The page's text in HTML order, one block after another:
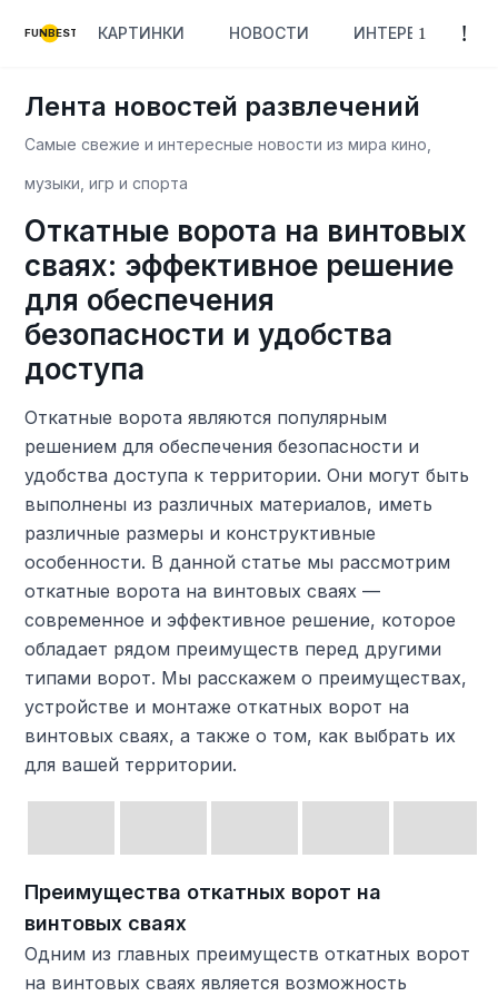
FUNBEST КАРТИНКИ НОВОСТИ ИНТЕРЕСНОЕ
Лента новостей развлечений
Самые свежие и интересные новости из мира кино,
музыки, игр и спорта
Откатные ворота на винтовых
сваях: эффективное решение
для обеспечения
безопасности и удобства
доступа
Откатные ворота являются популярным
решением для обеспечения безопасности и
удобства доступа к территории. Они могут быть
выполнены из различных материалов, иметь
различные размеры и конструктивные
особенности. В данной статье мы рассмотрим
откатные ворота на винтовых сваях —
современное и эффективное решение, которое
обладает рядом преимуществ перед другими
типами ворот. Мы расскажем о преимуществах,
устройстве и монтаже откатных ворот на
винтовых сваях, а также о том, как выбрать их
для вашей территории.
Преимущества откатных ворот на
винтовых сваях
Одним из главных преимуществ откатных ворот
на винтовых сваях является возможность